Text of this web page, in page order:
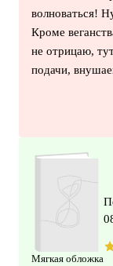
волноваться!
Кроме
не отрицаю,
подачи,
Мягкая обложка